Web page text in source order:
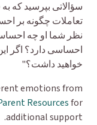
سؤالاتی بپرسید که
تعاملات چگونه بر
نظر شما او چه
احساسی دارد؟ اگر
خواهید داشت؟"
emotions from
Resourcesfor
additional support.